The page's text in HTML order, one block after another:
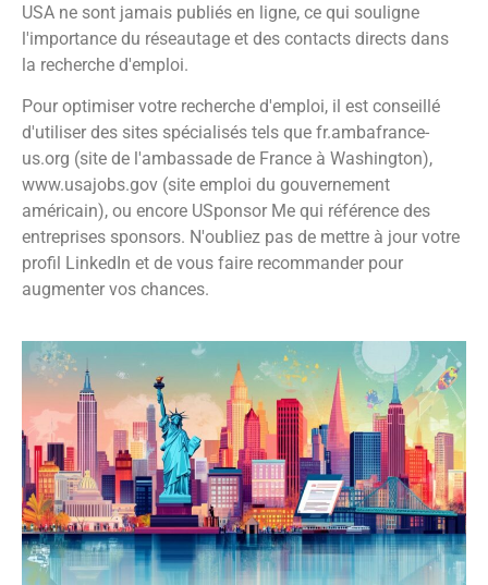
USA ne sont jamais publiés en ligne, ce qui souligne
l'importance du réseautage et des contacts directs dans
la recherche d'emploi.
Pour optimiser votre recherche d'emploi, il est conseillé
d'utiliser des sites spécialisés tels que fr.ambafrance-
us.org (site de l'ambassade de France à Washington),
www.usajobs.gov (site emploi du gouvernement
américain), ou encore USponsor Me qui référence des
entreprises sponsors. N'oubliez pas de mettre à jour votre
profil LinkedIn et de vous faire recommander pour
augmenter vos chances.